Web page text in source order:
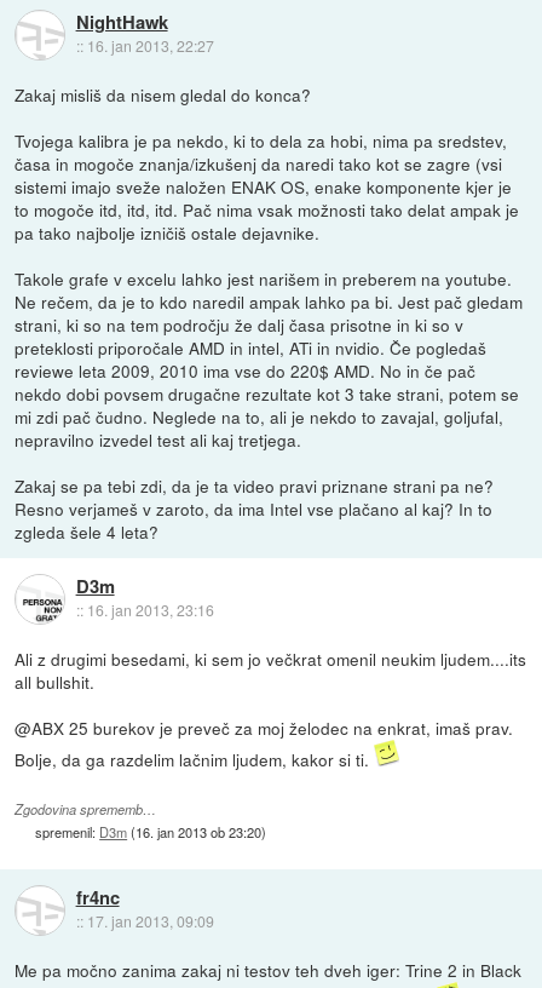
NightHawk
:: 16. jan 2013, 22:27
Zakaj misliš da nisem gledal do konca?
Tvojega kalibra je pa nekdo, ki to dela za hobi, nima pa sredstev,
časa in mogoče znanja/izkušenj da naredi tako kot se zagre (vsi
sistemi imajo sveže naložen ENAK OS, enake komponente kjer je
to mogoče itd, itd, itd. Pač nima vsak možnosti tako delat ampak je
pa tako najbolje izničiš ostale dejavnike.
Takole grafe v excelu lahko jest narišem in preberem na youtube.
Ne rečem, da je to kdo naredil ampak lahko pa bi. Jest pač gledam
strani, ki so na tem področju že dalj časa prisotne in ki so v
preteklosti priporočale AMD in intel, ATi in nvidio. Če pogledaš
reviewe leta 2009, 2010 ima vse do 220$ AMD. No in če pač
nekdo dobi povsem drugačne rezultate kot 3 take strani, potem se
mi zdi pač čudno. Neglede na to, ali je nekdo to zavajal, goljufal,
nepravilno izvedel test ali kaj tretjega.
Zakaj se pa tebi zdi, da je ta video pravi priznane strani pa ne?
Resno verjameš v zaroto, da ima Intel vse plačano al kaj? In to
zgleda šele 4 leta?
D3m
:: 16. jan 2013, 23:16
Ali z drugimi besedami, ki sem jo večkrat omenil neukim ljudem....its
all bullshit.
@ABX 25 burekov je preveč za moj želodec na enkrat, imaš prav.
Bolje, da ga razdelim lačnim ljudem, kakor si ti.
Zgodovina sprememb…
spremenil: D3m(16. jan 2013 ob 23:20)
fr4nc
:: 17. jan 2013, 09:09
Me pa močno zanima zakaj ni testov teh dveh iger: Trine 2 in Black